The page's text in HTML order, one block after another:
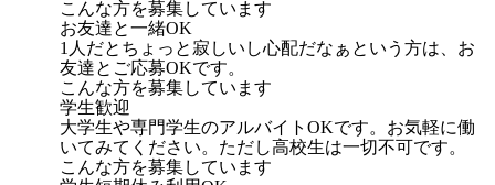
こんな方を募集しています
お友達と一緒OK
1人だとちょっと寂しいし心配だなぁという方は、お
友達とご応募OKです。
こんな方を募集しています
学生歓迎
大学生や専門学生のアルバイトOKです。お気軽に働
いてみてください。ただし高校生は一切不可です。
こんな方を募集しています